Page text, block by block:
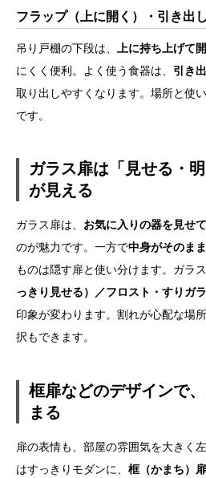
フラップ（上に開く）・引き出し
吊り戸棚の下段は、 上に持ち上げて
にくく便利。よく使う食器は、 引き
取り出しやすくなります。場所と使
です。
ガラス扉は「見せる・
が見える
ガラス扉は、 お気に入りの器を見せ
のが魅力です。一方で中身がそのま
ものは隠す扉と使い分けます。ガラ
っきり見せる）／フロスト・すりガ
印象が変わります。割れが心配な場
択もできます。
框扉などのデザインで
まる
扉の表情も、部屋の雰囲気を大きく左
はすっきりモダンに、 框（かまち）扉